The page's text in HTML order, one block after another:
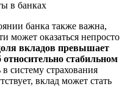
банка также важна,
может оказаться непросто
вкладов превышает
стабильном
систему страхования
вклад может стать